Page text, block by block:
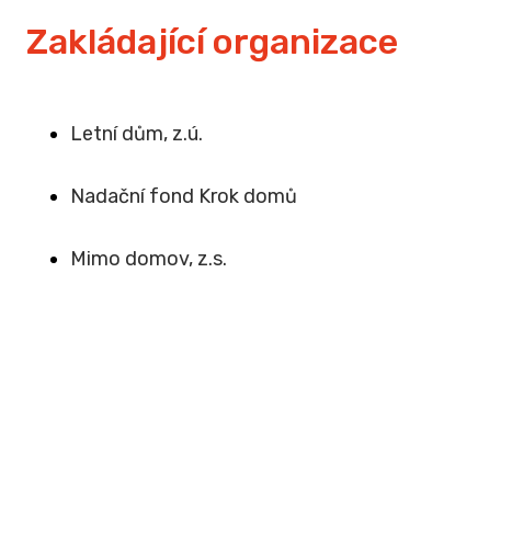
Zakládající organizace
Letní dům, z.ú.
Nadační fond Krok domů
Mimo domov, z.s.